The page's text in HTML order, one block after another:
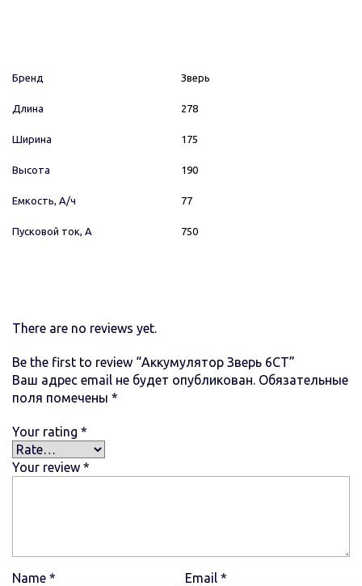
Бренд Зверь
Длина 278
Ширина 175
Высота 190
Емкость, А/ч 77
Пусковой ток, А 750
There are no reviews yet.
Be the first to review “Аккумулятор Зверь 6СТ”
Ваш адрес email не будет опубликован. Обязательные
поля помечены *
Your rating *
Your review *
Name * Email *